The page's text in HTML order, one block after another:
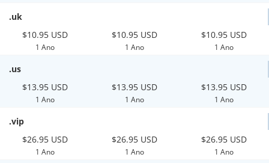
.uk
$10.95 USD
1 Ano
$10.95 USD
1 Ano
$10.95 USD
1 Ano
.us
$13.95 USD
1 Ano
$13.95 USD
1 Ano
$13.95 USD
1 Ano
.vip
$26.95 USD
1 Ano
$26.95 USD
1 Ano
$26.95 USD
1 Ano